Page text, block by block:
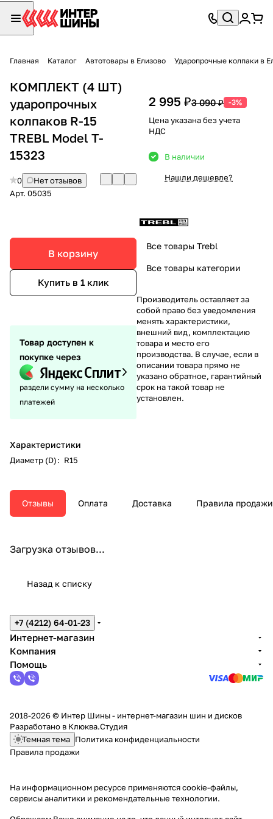
Главная Каталог Автотовары в Елизово Ударопрочные колпаки в
КОМПЛЕКТ (4 ШТ)
ударопрочных
колпаков R-15
TREBL Model T-
15323
0
Нет отзывов
Арт. 05035
В корзину
Купить в 1 клик
Товар доступен к
покупке через
раздели сумму на несколько
платежей
Характеристики
Диаметр (D): R15
2 995 ₽3 090 ₽ -3%
Цена указана без учета
НДС
В наличии
Нашли дешевле?
Все товары Trebl
Все товары категории
Производитель оставляет за
собой право без уведомления
менять характеристики,
внешний вид, комплектацию
товара и место его
производства. В случае, если в
описании товара прямо не
указано обратное, гарантийный
срок на такой товар не
установлен.
Отзывы Оплата Доставка Правила продажи
Загрузка отзывов...
Назад к списку
+7 (4212) 64-01-23
Интернет-магазин
Компания
Помощь
2018-2026 © Интер Шины - интернет-магазин шин и дисков
Разработано в Клюква.Студия
Темная тема Политика конфиденциальности
Правила продажи
На информационном ресурсе применяютсяcookie-файлы,
сервисы аналитики и рекомендательные технологии.